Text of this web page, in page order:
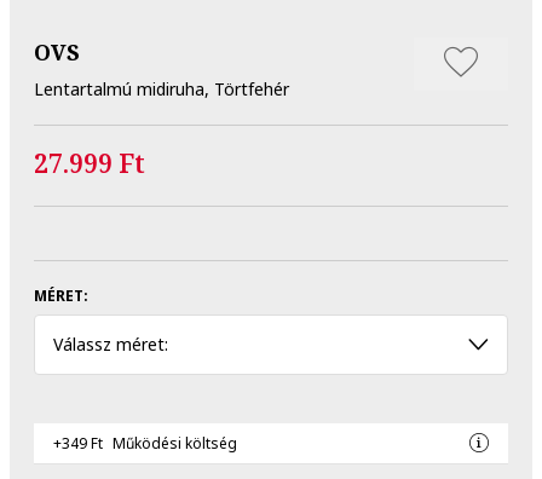
OVS
Lentartalmú midiruha, Törtfehér
27.999 Ft
MÉRET:
Válassz méret:
+349 Ft Működési költség